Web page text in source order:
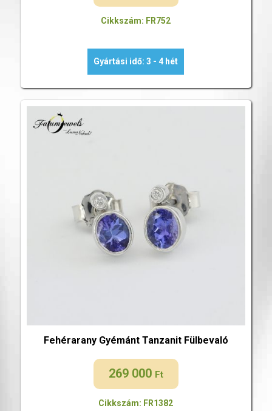
Cikkszám: FR752
Gyártási idő: 3 - 4 hét
Fehérarany Gyémánt Tanzanit Fülbevaló
269 000 Ft
Cikkszám: FR1382